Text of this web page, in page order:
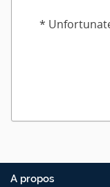
*
A propos